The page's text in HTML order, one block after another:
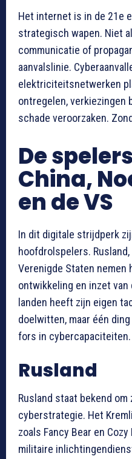
Het internet is in de 21e
strategisch wapen. Niet
communicatie of
aanvalslinie.
elektriciteitsnetwerken
ontregelen, verkiezingen
schade veroorzaken.
De
China,
en de VS
In dit digitale strijdperk
hoofdrolspelers.
Verenigde Staten nemen
ontwikkeling en inzet van
landen heeft zijn eigen
doelwitten, maar één
fors in cybercapaciteiten.
Rusland
Rusland staat bekend
cyberstrategie. Het
zoals Fancy Bear en
militaire